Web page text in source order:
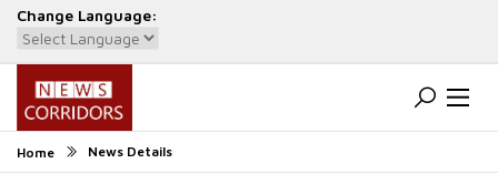
Change Language:
Powered by Translate
Home News Details